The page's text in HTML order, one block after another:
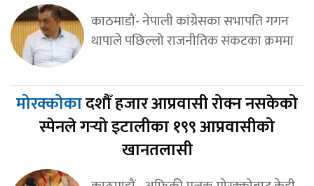
काठमाडौं- नेपाली कांग्रेसका सभापति गगन
थापाले पछिल्लो राजनीतिक संकटका क्रममा
मोरक्कोकादशौँ हजार आप्रवासी रोक्न नसकेको
स्पेनले गर्‍यो इटालीका १९९ आप्रवासीको
खानतलासी